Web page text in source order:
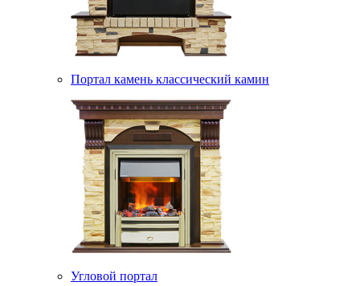
Портал камень классический камин
Угловой портал